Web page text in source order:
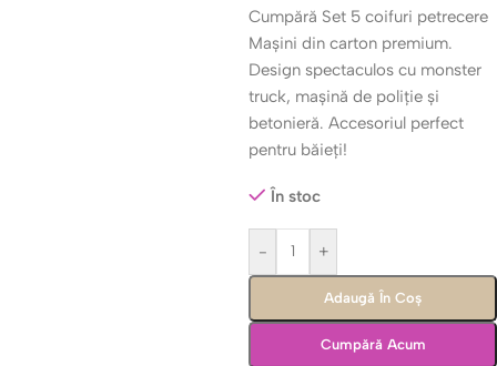
Cumpără Set 5 coifuri petrecere
Mașini din carton premium.
Design spectaculos cu monster
truck, mașină de poliție și
betonieră. Accesoriul perfect
pentru băieți!
În stoc
- +
Adaugă În Coș
Cumpără Acum